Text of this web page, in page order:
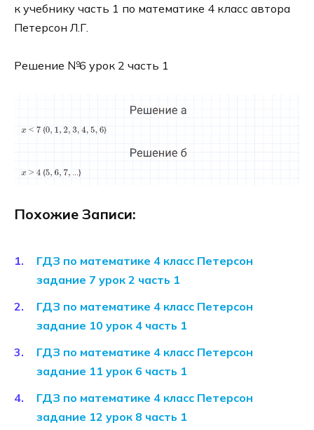
к учебнику часть 1 по математике 4 класс автора
Петерсон Л.Г.
Решение №6 урок 2 часть 1
Похожие Записи:
ГДЗ по математике 4 класс Петерсон
задание 7 урок 2 часть 1
ГДЗ по математике 4 класс Петерсон
задание 10 урок 4 часть 1
ГДЗ по математике 4 класс Петерсон
задание 11 урок 6 часть 1
ГДЗ по математике 4 класс Петерсон
задание 12 урок 8 часть 1